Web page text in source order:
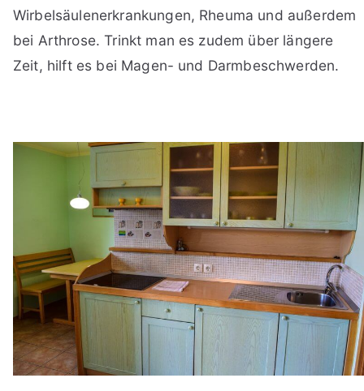
Wirbelsäulenerkrankungen, Rheuma und außerdem
bei Arthrose. Trinkt man es zudem über längere
Zeit, hilft es bei Magen- und Darmbeschwerden.